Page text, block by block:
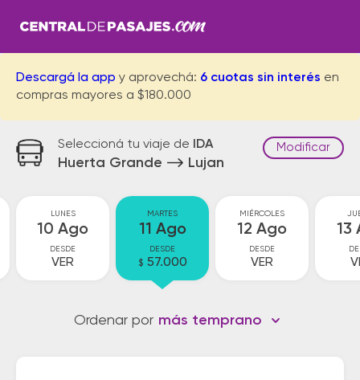
Descargá la app y aprovechá: 6 cuotas sin interés en
compras mayores a $180.000
Seleccioná tu viaje de IDA
Huerta Grande Lujan
Modificar
LUNES
10 Ago
DESDE
VER
MARTES
11 Ago
DESDE
$ 57.000
MIÉRCOLES
12 Ago
DESDE
VER
13
Ordenar por más temprano